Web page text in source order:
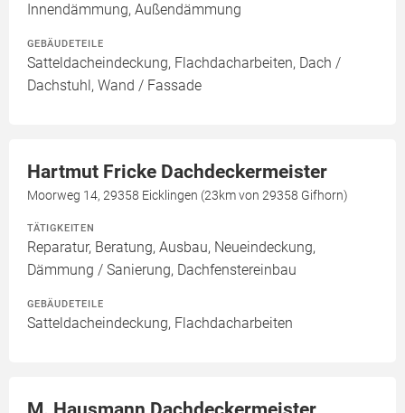
Innendämmung, Außendämmung
GEBÄUDETEILE
Satteldacheindeckung, Flachdacharbeiten, Dach /
Dachstuhl, Wand / Fassade
Hartmut Fricke Dachdeckermeister
Moorweg 14, 29358 Eicklingen (23km von 29358 Gifhorn)
TÄTIGKEITEN
Reparatur, Beratung, Ausbau, Neueindeckung,
Dämmung / Sanierung, Dachfenstereinbau
GEBÄUDETEILE
Satteldacheindeckung, Flachdacharbeiten